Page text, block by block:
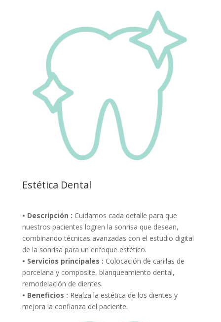
Estética Dental
• Descripción : Cuidamos cada detalle para que
nuestros pacientes logren la sonrisa que desean,
combinando técnicas avanzadas con el estudio digital
de la sonrisa para un enfoque estético.
• Servicios principales : Colocación de carillas de
porcelana y composite, blanqueamiento dental,
remodelación de dientes.
• Beneficios : Realza la estética de los dientes y
mejora la confianza del paciente.